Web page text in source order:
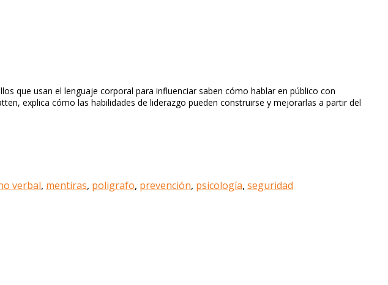
que usan el lenguaje corporal para influenciar saben cómo hablar en público con
explica cómo las habilidades de liderazgo pueden construirse y mejorarlas a partir del
verbal, mentiras, poligrafo, prevención, psicología, seguridad